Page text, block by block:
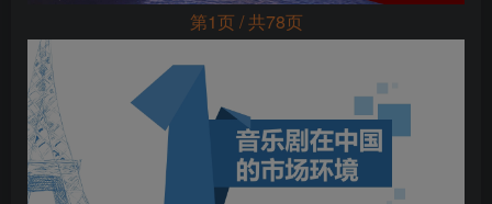
第1页 / 共78页